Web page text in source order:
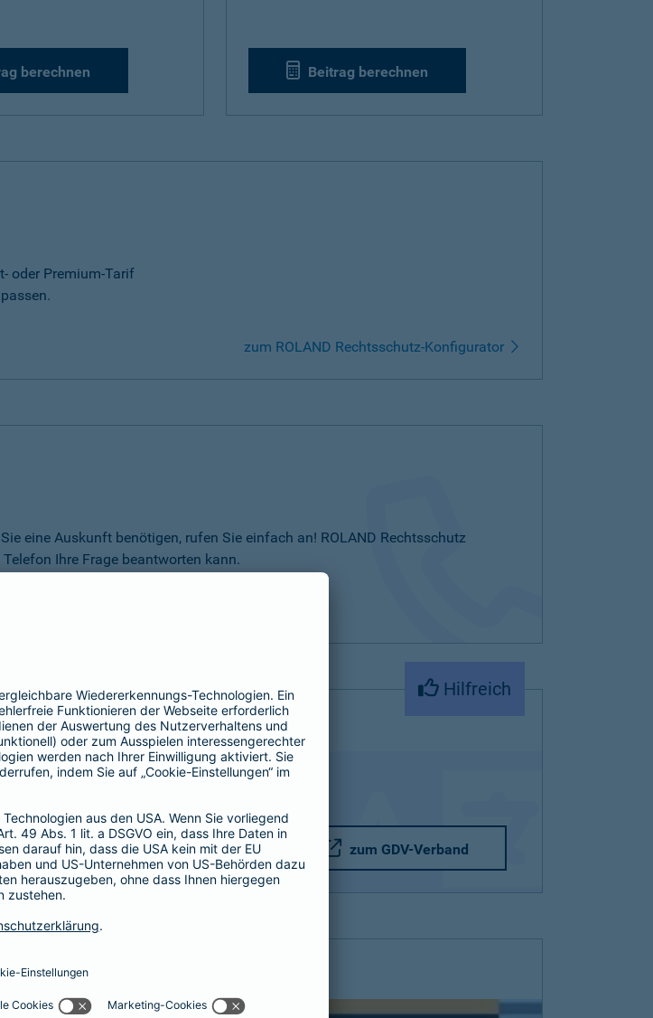
berechnen Beitrag berechnen
oder Premium-Tarif
zum ROLAND Rechtsschutz-Konfigurator
eine Auskunft benötigen, rufen Sie einfach an! ROLAND Rechtsschutz
Ihre Frage beantworten kann.
Hilfreich
der Deutschen
zu diversen Versicherungen
zum GDV-Verband